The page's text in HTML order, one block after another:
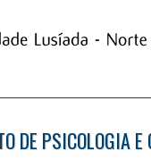
DE PSICOLOGIA